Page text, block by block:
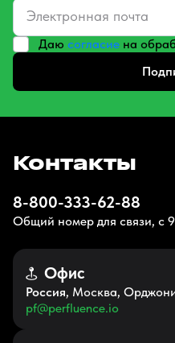
Даю согласие на
Контакты
8-800-333-62-88
Общий номер для связи, с
Офис
Россия, Москва,
pf@perfluence.io